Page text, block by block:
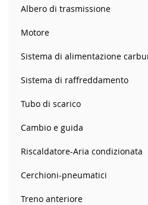
Albero di trasmissione
Motore
Sistema di alimentazione
Sistema di raffreddamento
Tubo di scarico
Cambio e guida
Riscaldatore-Aria condizionata
Cerchioni-pneumatici
Treno anteriore